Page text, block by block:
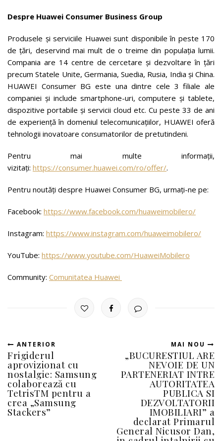
Despre Huawei Consumer Business Group
Produsele și serviciile Huawei sunt disponibile în peste 170
de țări, deservind mai mult de o treime din populația lumii.
Compania are 14 centre de cercetare și dezvoltare în țări
precum Statele Unite, Germania, Suedia, Rusia, India și China.
HUAWEI Consumer BG este una dintre cele 3 filiale ale
companiei și include smartphone-uri, computere și tablete,
dispozitive portabile și servicii cloud etc. Cu peste 33 de ani
de experiență în domeniul telecomunicațiilor, HUAWEI oferă
tehnologii inovatoare consumatorilor de pretutindeni.
Pentru mai multe informații,
vizitați: https://consumer.huawei.com/ro/offer/.
Pentru noutăți despre Huawei Consumer BG, urmați-ne pe:
Facebook: https://www.facebook.com/huaweimobilero/
Instagram: https://www.instagram.com/huaweimobilero/
YouTube: https://www.youtube.com/HuaweiMobilero
Community: Comunitatea Huawei
ANTERIOR
Frigiderul
aprovizionat cu
nostalgie: Samsung
colaborează cu
TetrisTM pentru a
crea „Samsung
Stackers”
MAI NOU
„BUCURESTIUL ARE
NEVOIE DE UN
PARTENERIAT INTRE
AUTORITATEA
PUBLICA SI
DEZVOLTATORII
IMOBILIARI” a
declarat Primarul
General Nicusor Dan,